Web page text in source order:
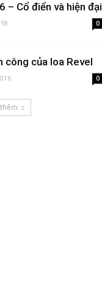
– Cổ điển và hiện đại
0
công của loa Revel
0